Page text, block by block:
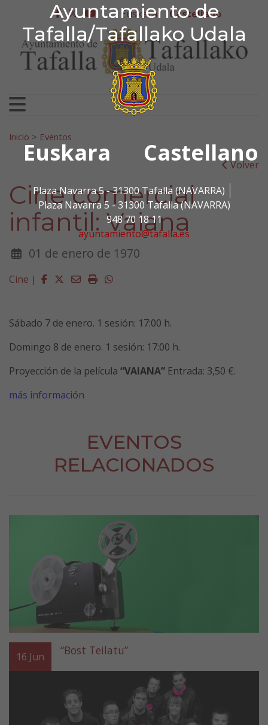
Ayuntamiento de
Tafalla/Tafallako Udala
Euskara Castellano
Plaza Navarra 5 - 31300 Tafalla (NAVARRA)
Plaza Navarra 5 - 31300 Tafalla (NAVARRA)
948 70 18 11
ayuntamiento@tafalla.es
Ir al contenido
Ayuntamiento de
facebook
twitter
youtube
Euskera Castellano
Search for:
Inicio > Eventos
Volver
Cine comercial
infantil: Vaiana
01 de enero de 1970
Cine | Facebook
Twitter
EmailImprimirWhatsapp
Sábado 7 de enero. 1 sesión: 17:00 h.
Domingo 8 de enero. 1 sesión: 17:00 h.
Proyección de la película “VAIANA” Entrada: 3,50 €.
más información
EVENTOS
RELACIONADOS
16 Jun “Bost Teilatu”